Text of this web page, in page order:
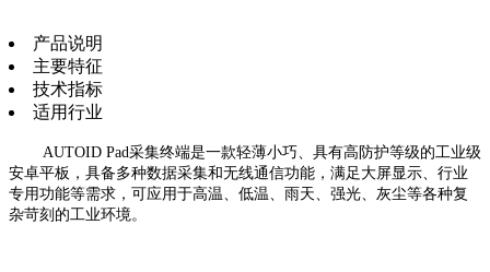
产品说明
主要特征
技术指标
适用行业
AUTOID Pad采集终端是一款轻薄小巧、具有高防护等级的工业级
安卓平板，具备多种数据采集和无线通信功能，满足大屏显示、行业
专用功能等需求，可应用于高温、低温、雨天、强光、灰尘等各种复
杂苛刻的工业环境。